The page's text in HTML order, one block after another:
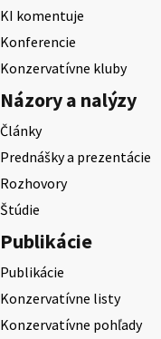
KI komentuje
Konferencie
Konzervatívne kluby
Názory a nalýzy
Články
Prednášky a prezentácie
Rozhovory
Štúdie
Publikácie
Publikácie
Konzervatívne listy
Konzervatívne pohľady